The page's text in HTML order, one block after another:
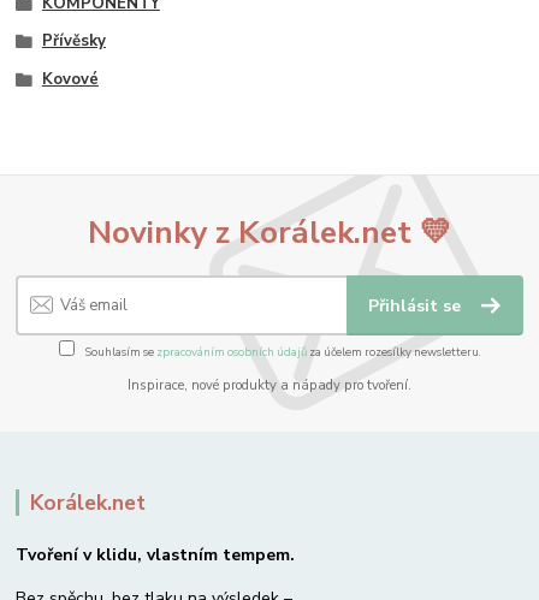
Přívěsky
Kovové
Novinky z Korálek.net 💛
Přihlásit se
Souhlasím se zpracováním osobních údajůza účelem rozesílky newsletteru.
Inspirace, nové produkty a nápady pro tvoření.
Korálek.net
Tvoření v klidu, vlastním tempem.